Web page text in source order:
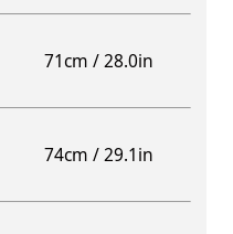
71cm / 28.0in
74cm / 29.1in